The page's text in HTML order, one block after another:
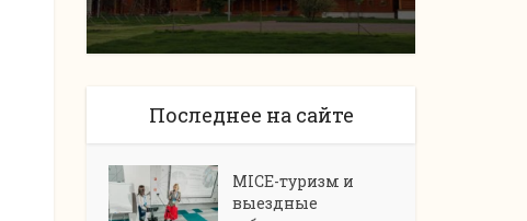
Последнее на сайте
MICE-туризм и
выездные